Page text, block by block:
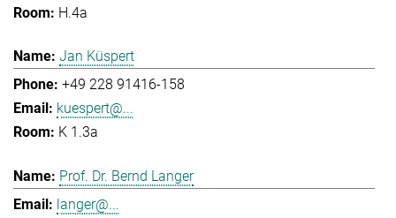
H.4a
Jan Küspert
+49 228 91416-158
kuespert@...
K 1.3a
Prof. Dr. Bernd Langer
langer@...